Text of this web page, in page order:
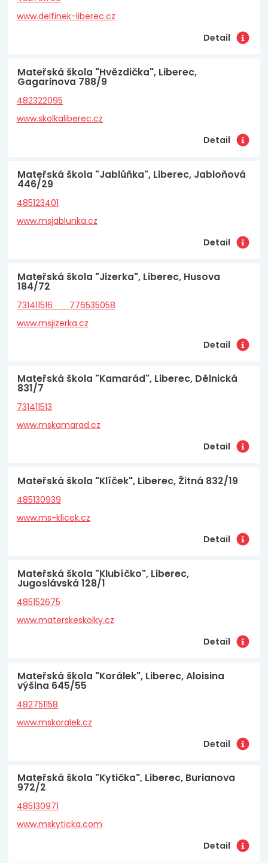
www.delfinek-liberec.cz
Detail
Mateřská škola "Hvězdička", Liberec,
Gagarinova 788/9
482322095
www.skolkaliberec.cz
Detail
Mateřská škola "Jablůňka", Liberec, Jabloňová
446/29
485123401
www.msjablunka.cz
Detail
Mateřská škola "Jizerka", Liberec, Husova
184/72
731411516 776535058
www.msjizerka.cz
Detail
Mateřská škola "Kamarád", Liberec, Dělnická
831/7
731411513
www.mskamarad.cz
Detail
Mateřská škola "Klíček", Liberec, Žitná 832/19
485130939
www.ms-klicek.cz
Detail
Mateřská škola "Klubíčko", Liberec,
Jugoslávská 128/1
485152675
www.materskeskolky.cz
Detail
Mateřská škola "Korálek", Liberec, Aloisina
výšina 645/55
482751158
www.mskoralek.cz
Detail
Mateřská škola "Kytička", Liberec, Burianova
972/2
485130971
www.mskyticka.com
Detail